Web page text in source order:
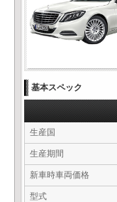
基本スペック
生産国
生産期間
新車時車両価格
型式